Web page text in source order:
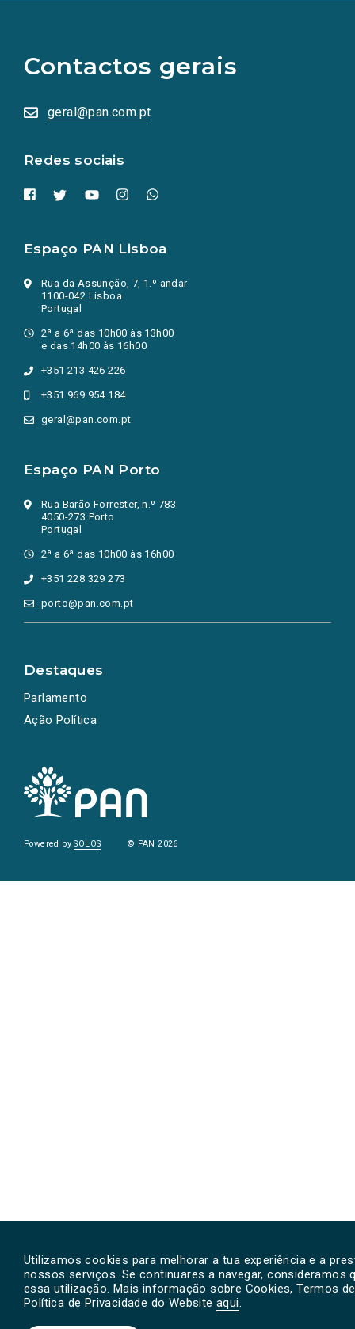
Utilizamos cookies para melhorar a tua experiência e a
nossos serviços. Se continuares a navegar, consideramos
essa utilização. Mais informação sobre Cookies, Termos
Política de Privacidade do Website aqui.
Contactos gerais
geral@pan.com.pt
Redes sociais
redes
sociais
numa
nova
Espaço PAN Lisboa
Rua da Assunção, 7, 1.º andar
1100-042 Lisboa
Portugal
2ª a 6ª das 10h00 às 13h00
e das 14h00 às 16h00
+351 213 426 226
+351 969 954 184
geral@pan.com.pt
Espaço PAN Porto
Rua Barão Forrester, n.º 783
4050-273 Porto
Portugal
2ª a 6ª das 10h00 às 16h00
+351 228 329 273
porto@pan.com.pt
Destaques
Parlamento
Ação Política
Powered bySOLOS © PAN 2026